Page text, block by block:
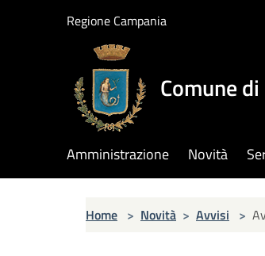
Regione Campania
Comune
Amministrazione Novità
Home > Novità > Avvisi >